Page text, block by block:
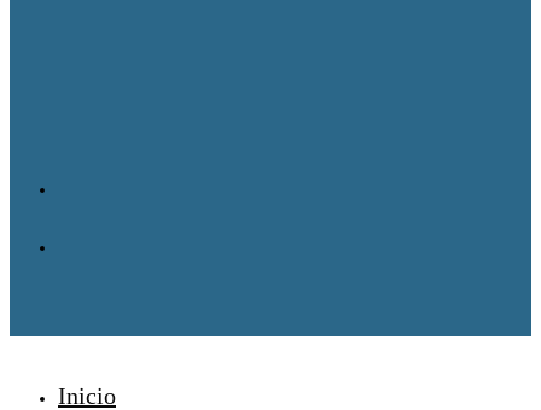
Inicio